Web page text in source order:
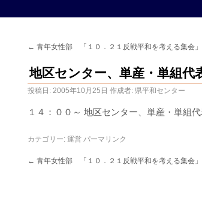
← 青年女性部 「１０．２１反戦平和を考える集会」
地区センター、単産・単組代
投稿日: 2005年10月25日 作成者: 県平和センター
１４：００～ 地区センター、単産・単組
カテゴリー: 運営 パーマリンク
← 青年女性部 「１０．２１反戦平和を考える集会」